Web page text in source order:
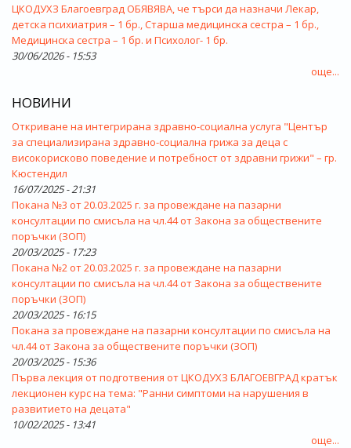
ЦКОДУХЗ Благоевград ОБЯВЯВА, че търси да назначи Лекар,
детска психиатрия – 1 бр., Старша медицинска сестра – 1 бр.,
Медицинска сестра – 1 бр. и Психолог- 1 бр.
30/06/2026 - 15:53
още...
НОВИНИ
Откриване на интегрирана здравно-социална услуга "Център
за специализирана здравно-социална грижа за деца с
високорисково поведение и потребност от здравни грижи" – гр.
Кюстендил
16/07/2025 - 21:31
Покана №3 от 20.03.2025 г. за провеждане на пазарни
консултации по смисъла на чл.44 от Закона за обществените
поръчки (ЗОП)
20/03/2025 - 17:23
Покана №2 от 20.03.2025 г. за провеждане на пазарни
консултации по смисъла на чл.44 от Закона за обществените
поръчки (ЗОП)
20/03/2025 - 16:15
Покана за провеждане на пазарни консултации по смисъла на
чл.44 от Закона за обществените поръчки (ЗОП)
20/03/2025 - 15:36
Първа лекция от подготвения от ЦКОДУХЗ БЛАГОЕВГРАД кратък
лекционен курс на тема: "Ранни симптоми на нарушения в
развитието на децата"
10/02/2025 - 13:41
още...